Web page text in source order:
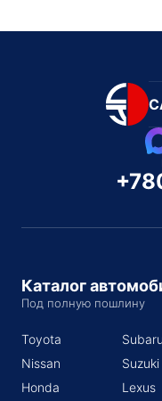
Каталог
Под полную пошлину
Toyota
Nissan
Honda
Subaru
Suzuki
Lexus